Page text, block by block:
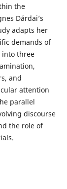
the
Dárdai’s
adapts her
demands of
into three
and
attention
parallel
discourse
the role of